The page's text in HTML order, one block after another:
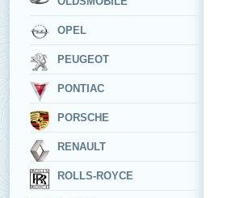
OPEL
PEUGEOT
PONTIAC
PORSCHE
RENAULT
ROLLS-ROYCE